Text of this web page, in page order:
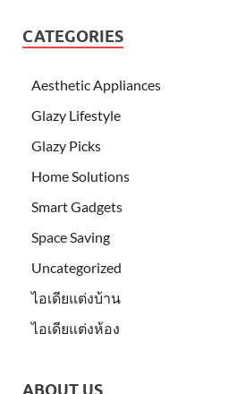
CATEGORIES
Aesthetic Appliances
Glazy Lifestyle
Glazy Picks
Home Solutions
Smart Gadgets
Space Saving
Uncategorized
ไอเดียแต่งบ้าน
ไอเดียแต่งห้อง
ABOUT US